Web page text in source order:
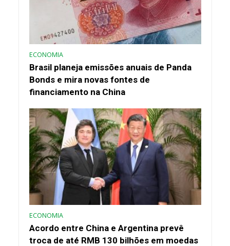
ECONOMIA
Brasil planeja emissões anuais de Panda
Bonds e mira novas fontes de
financiamento na China
ECONOMIA
Acordo entre China e Argentina prevê
troca de até RMB 130 bilhões em moedas